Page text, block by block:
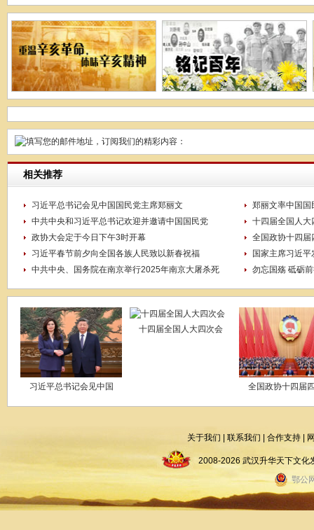
相关推荐
习近平总书记会见中国国民党主席郑丽文
郑丽文率中国国
中共中央和习近平总书记欢迎并邀请中国国民党
十四届全国人大
政协大会定于今日下午3时开幕
全国政协十四届
习近平春节前夕向全国各族人民致以新春祝福
国家主席习近
中共中央、国务院在南京举行2025年南京大屠杀死
勿忘国殇 砥砺
习近平总书记会见中国
十四届全国人大四次会
全国政协十四届
关于我们 联系我们 合作支持|
2008-2026 武汉升华天下文
鄂公